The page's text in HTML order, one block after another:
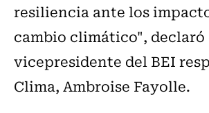
resiliencia ante los
cambio climático", declaró
vicepresidente del BEI
Clima, Ambroise Fayolle.